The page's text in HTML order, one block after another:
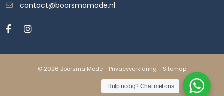
contact@boorsmamode.nl
© 2026 Boorsma Mode - Privacyverklaring - Sitemap
Hulp nodig? Chat met ons